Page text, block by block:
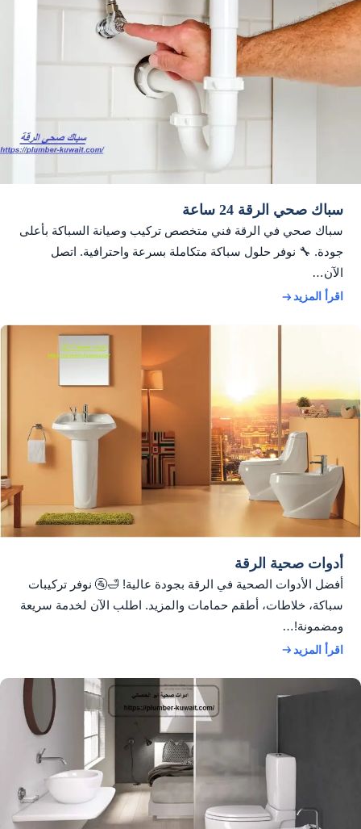
سباك صحي الرقة 24 ساعة
سباك صحي في الرقة فني متخصص تركيب وصيانة السباكة بأعلى
جودة. 🔧 نوفر حلول سباكة متكاملة بسرعة واحترافية. اتصل
الآن…
اقرأ المزيد
أدوات صحية الرقة
أفضل الأدوات الصحية في الرقة بجودة عالية! 🛁🚰 نوفر تركيبات
سباكة، خلاطات، أطقم حمامات والمزيد. اطلب الآن لخدمة سريعة
ومضمونة!…
اقرأ المزيد